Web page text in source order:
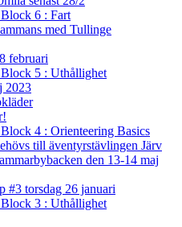
6 : Fart
med Tullinge
februari
5 : Uthållighet
2023
4 : Orienteering Basics
till äventyrstävlingen Järv
den 13-14 maj
#3 torsdag 26 januari
3 : Uthållighet